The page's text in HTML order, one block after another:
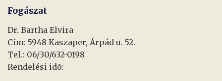
Fogászat
Dr. Bartha Elvira
Cím: 5948 Kaszaper, Árpád u. 52.
Tel.: 06/30/632-0198
Rendelési idõ: